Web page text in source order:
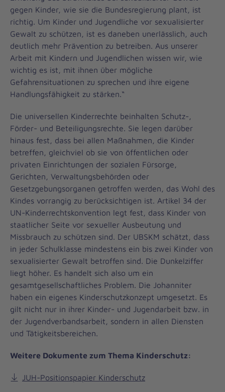
gegen Kinder, wie sie die Bundesregierung plant, ist
richtig. Um Kinder und Jugendliche vor sexualisierter
Gewalt zu schützen, ist es daneben unerlässlich, auch
deutlich mehr Prävention zu betreiben. Aus unserer
Arbeit mit Kindern und Jugendlichen wissen wir, wie
wichtig es ist, mit ihnen über mögliche
Gefahrensituationen zu sprechen und ihre eigene
Handlungsfähigkeit zu stärken.“
Die universellen Kinderrechte beinhalten Schutz-,
Förder- und Beteiligungsrechte. Sie legen darüber
hinaus fest, dass bei allen Maßnahmen, die Kinder
betreffen, gleichviel ob sie von öffentlichen oder
privaten Einrichtungen der sozialen Fürsorge,
Gerichten, Verwaltungsbehörden oder
Gesetzgebungsorganen getroffen werden, das Wohl des
Kindes vorrangig zu berücksichtigen ist. Artikel 34 der
UN-Kinderrechtskonvention legt fest, dass Kinder von
staatlicher Seite vor sexueller Ausbeutung und
Missbrauch zu schützen sind. Der UBSKM schätzt, dass
in jeder Schulklasse mindestens ein bis zwei Kinder von
sexualisierter Gewalt betroffen sind. Die Dunkelziffer
liegt höher. Es handelt sich also um ein
gesamtgesellschaftliches Problem. Die Johanniter
haben ein eigenes Kinderschutzkonzept umgesetzt. Es
gilt nicht nur in ihrer Kinder- und Jugendarbeit bzw. in
der Jugendverbandsarbeit, sondern in allen Diensten
und Tätigkeitsbereichen.
Weitere Dokumente zum Thema Kinderschutz:
JUH-Positionspapier Kinderschutz